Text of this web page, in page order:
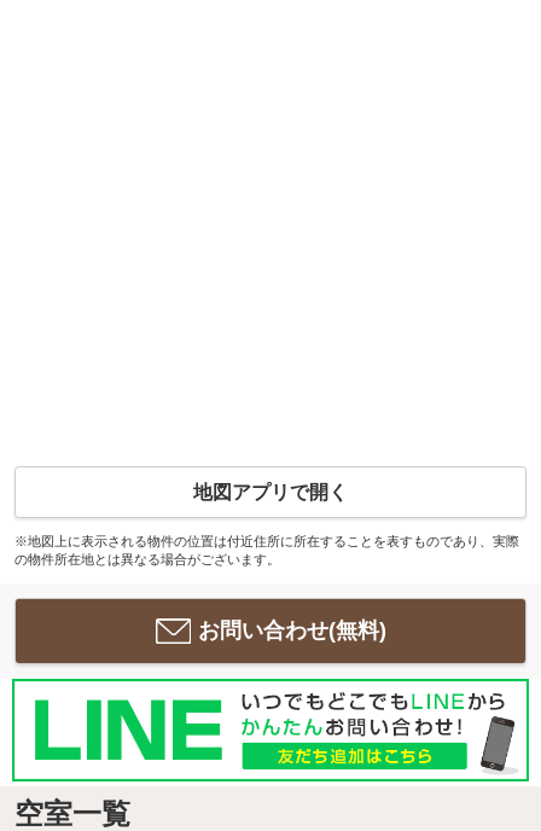
地図アプリで開く
※地図上に表示される物件の位置は付近住所に所在することを表すものであり、実際
の物件所在地とは異なる場合がございます。
お問い合わせ(無料)
空室一覧